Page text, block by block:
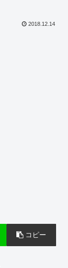
2018.12.14
コピー